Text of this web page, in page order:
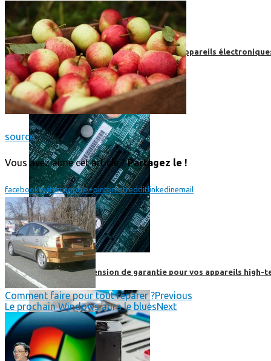
High-Tech
High-Tech
Les circuits imprimés, le coeur de nos appareils
Prendre une extension de garantie pour vos appareils high-
source
Vous avez aimé cet article ?Partagez le !
facebooktwittergoogle+pinterestredditlinkedinemail
Comment faire pour tout réparer ?Previous
Le prochain Windows aura le bluesNext